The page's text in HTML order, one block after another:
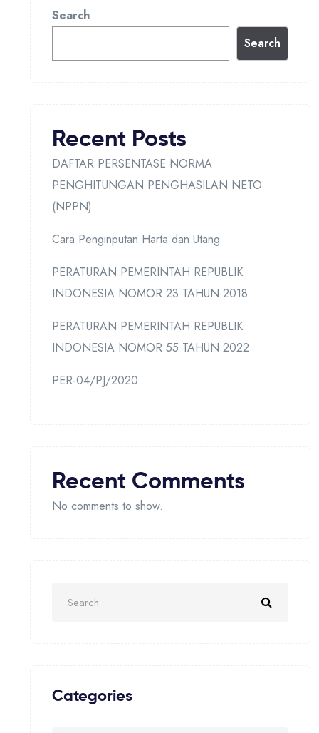
Search
Search
Recent Posts
DAFTAR PERSENTASE NORMA
PENGHITUNGAN PENGHASILAN NETO
(NPPN)
Cara Penginputan Harta dan Utang
PERATURAN PEMERINTAH REPUBLIK
INDONESIA NOMOR 23 TAHUN 2018
PERATURAN PEMERINTAH REPUBLIK
INDONESIA NOMOR 55 TAHUN 2022
PER-04/PJ/2020
Recent Comments
No comments to show.
Categories